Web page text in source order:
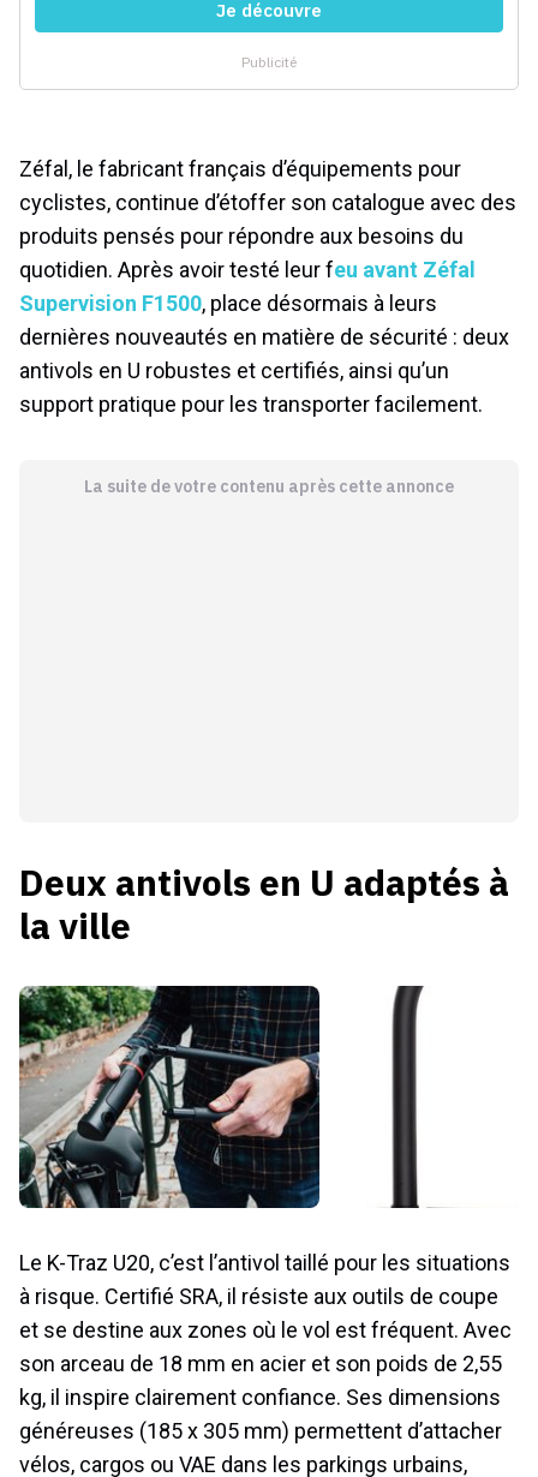
Zéfal, le fabricant français d’équipements pour
cyclistes, continue d’étoffer son catalogue avec des
produits pensés pour répondre aux besoins du
quotidien. Après avoir testé leur feu avant Zéfal
Supervision F1500, place désormais à leurs
dernières nouveautés en matière de sécurité : deux
antivols en U robustes et certifiés, ainsi qu’un
support pratique pour les transporter facilement.
La suite de votre contenu après cette annonce
Deux antivols en U adaptés à
la ville
Le K-Traz U20, c’est l’antivol taillé pour les situations
à risque. Certifié SRA, il résiste aux outils de coupe
et se destine aux zones où le vol est fréquent. Avec
son arceau de 18 mm en acier et son poids de 2,55
kg, il inspire clairement confiance. Ses dimensions
généreuses (185 x 305 mm) permettent d’attacher
vélos, cargos ou VAE dans les parkings urbains,